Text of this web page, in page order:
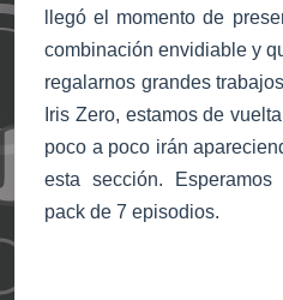
llegó el momento de
combinación envidiable y
regalarnos grandes
Iris Zero, estamos de
poco a poco irán
esta sección.
pack de 7 episodios.